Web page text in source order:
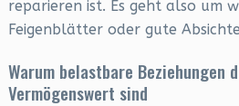
reparieren ist. Es geht also um
Feigenblätter oder gute
Warum belastbare Beziehungen
Vermögenswert sind